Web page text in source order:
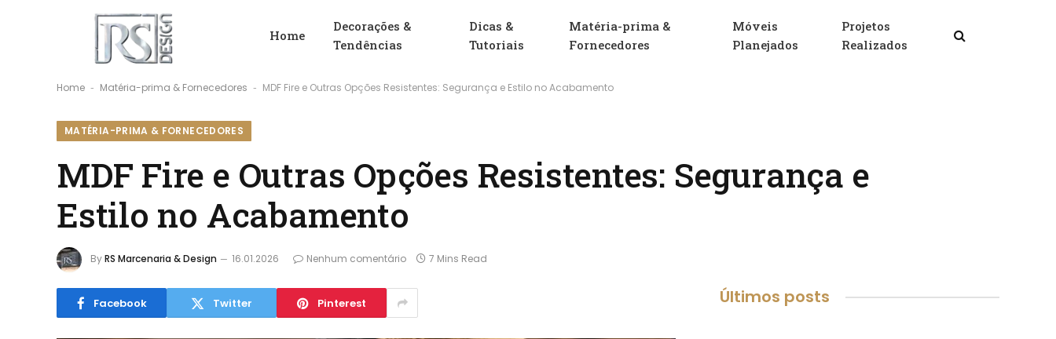
Home
Decorações &
Tendências
Dicas &
Tutoriais
Matéria-prima &
Fornecedores
Móveis
Planejados
Projetos
Realizados
Home - Matéria-prima & Fornecedores - MDF Fire e Outras Opções Resistentes: Segurança e Estilo no Acabamento
MATÉRIA-PRIMA & FORNECEDORES
MDF Fire e Outras Opções Resistentes: Segurança e
Estilo no Acabamento
ByRS Marcenaria & Design 16.01.2026 Nenhum comentário 7 Mins Read
Facebook Twitter Pinterest Últimos posts